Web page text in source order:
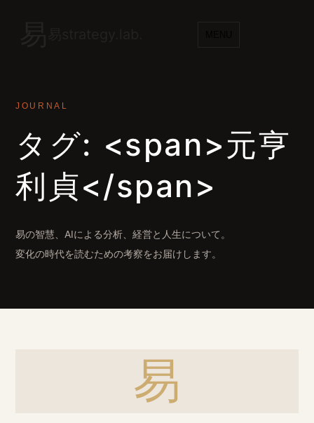
JOURNAL
タグ: <span>元亨
利貞</span>
易の智慧、AIによる分析、経営と人生について。
変化の時代を読むための考察をお届けします。
易